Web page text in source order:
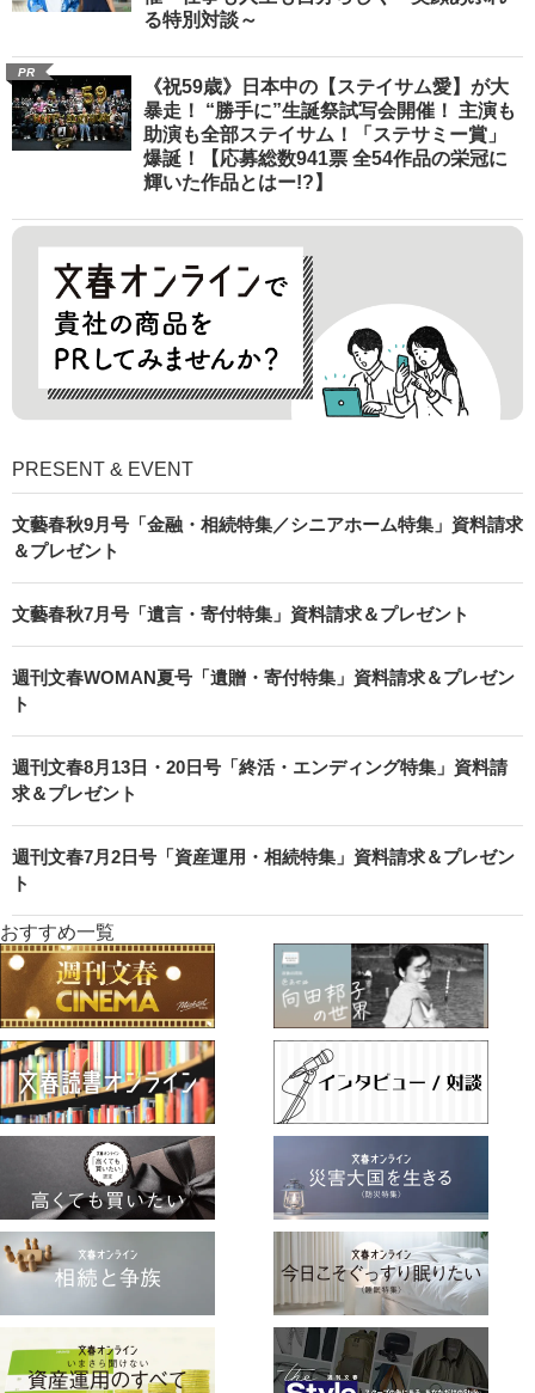
る特別対談～
PR
《祝59歳》日本中の【ステイサム愛】が大
暴走！ “勝手に”生誕祭試写会開催！ 主演も
助演も全部ステイサム！「ステサミー賞」
爆誕！【応募総数941票 全54作品の栄冠に
輝いた作品とはー!?】
PRESENT & EVENT
文藝春秋9月号「金融・相続特集／シニアホーム特集」資料請求
＆プレゼント
文藝春秋7月号「遺言・寄付特集」資料請求＆プレゼント
週刊文春WOMAN夏号「遺贈・寄付特集」資料請求＆プレゼン
ト
週刊文春8月13日・20日号「終活・エンディング特集」資料請
求＆プレゼント
週刊文春7月2日号「資産運用・相続特集」資料請求＆プレゼン
ト
おすすめ一覧